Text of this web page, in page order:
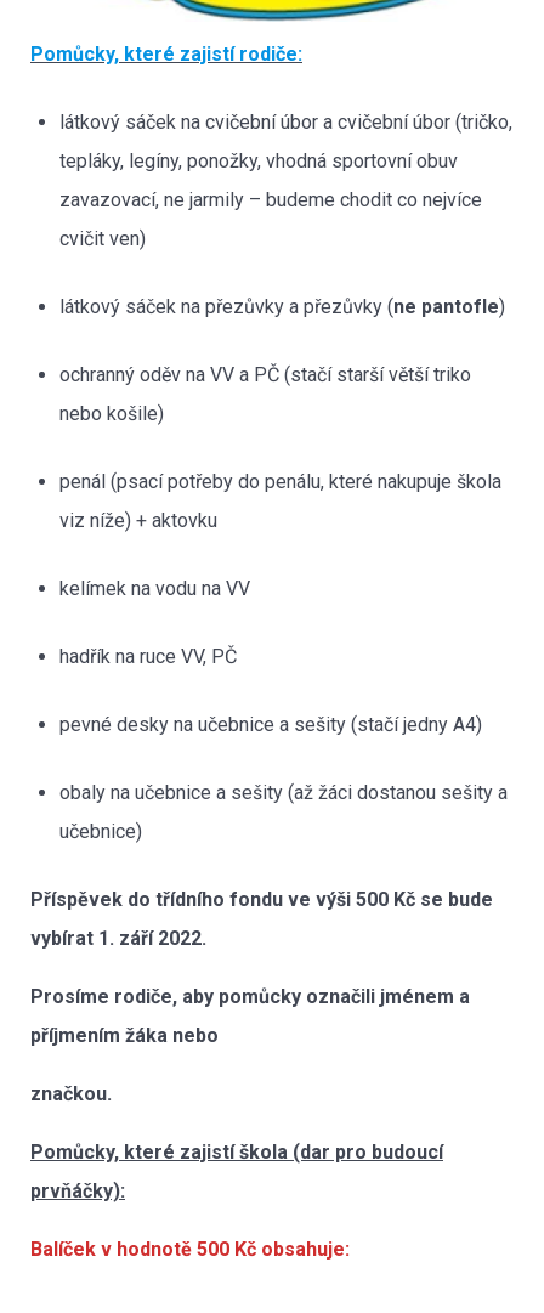
Pomůcky, které zajistí rodiče:
látkový sáček na cvičební úbor a cvičební úbor (tričko,
tepláky, legíny, ponožky, vhodná sportovní obuv
zavazovací, ne jarmily – budeme chodit co nejvíce
cvičit ven)
látkový sáček na přezůvky a přezůvky (ne pantofle)
ochranný oděv na VV a PČ (stačí starší větší triko
nebo košile)
penál (psací potřeby do penálu, které nakupuje škola
viz níže) + aktovku
kelímek na vodu na VV
hadřík na ruce VV, PČ
pevné desky na učebnice a sešity (stačí jedny A4)
obaly na učebnice a sešity (až žáci dostanou sešity a
učebnice)
Příspěvek do třídního fondu ve výši 500 Kč se bude
vybírat 1. září 2022.
Prosíme rodiče, aby pomůcky označili jménem a
příjmením žáka nebo
značkou.
Pomůcky, které zajistí škola (dar pro budoucí
prvňáčky):
Balíček v hodnotě 500 Kč obsahuje: